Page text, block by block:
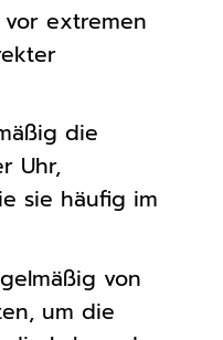
vor extremen
die
Uhr,
sie häufig im
von
um die